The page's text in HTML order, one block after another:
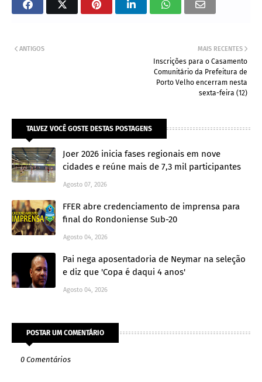
MAIS RECENTES
Inscrições para o Casamento
Comunitário da Prefeitura de
Porto Velho encerram nesta
sexta-feira (12)
ANTIGOS
TALVEZ VOCÊ GOSTE DESTAS POSTAGENS
Joer 2026 inicia fases regionais em nove
cidades e reúne mais de 7,3 mil participantes
Agosto 07, 2026
FFER abre credenciamento de imprensa para
final do Rondoniense Sub-20
Agosto 04, 2026
Pai nega aposentadoria de Neymar na seleção
e diz que 'Copa é daqui 4 anos'
Agosto 04, 2026
POSTAR UM COMENTÁRIO
0 Comentários